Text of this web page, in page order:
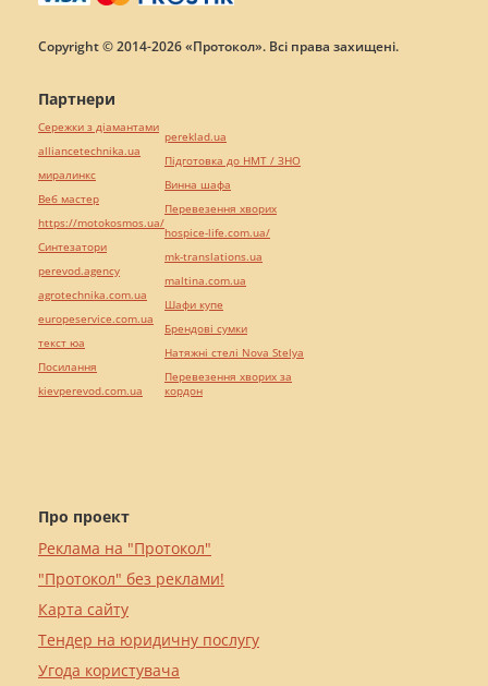
Copyright © 2014-2026 «Протокол». Всі права захищені.
Про проект
Реклама на "Протокол"
"Протокол" без реклами!
Карта сайту
Тендер на юридичну послугу
Угода користувача
Партнери
Сережки з діамантами
alliancetechnika.ua
миралинкс
Веб мастер
https://motokosmos.ua/
Синтезатори
perevod.agency
agrotechnika.com.ua
europeservice.com.ua
текст юа
Посилання
kievperevod.com.ua
pereklad.ua
Підготовка до НМТ / ЗНО
Винна шафа
Перевезення хворих
hospice-life.com.ua/
mk-translations.ua
maltina.com.ua
Шафи купе
Брендові сумки
Натяжні стелі Nova Stelya
Перевезення хворих за
кордон